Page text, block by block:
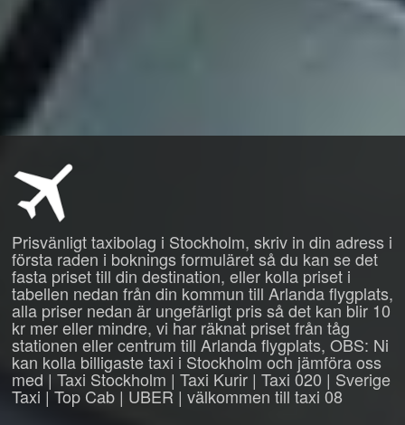
Prisvänligt taxibolag i Stockholm, skriv in din adress i
första raden i boknings formuläret så du kan se det
fasta priset till din destination, eller kolla priset i
tabellen nedan från din kommun till Arlanda flygplats,
alla priser nedan är ungefärligt pris så det kan blir 10
kr mer eller mindre, vi har räknat priset från tåg
stationen eller centrum till Arlanda flygplats, OBS: Ni
kan kolla billigaste taxi i Stockholm och jämföra oss
med | Taxi Stockholm | Taxi Kurir | Taxi 020 | Sverige
Taxi | Top Cab | UBER | välkommen till taxi 08